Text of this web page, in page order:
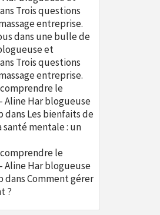
Trois questions
entreprise.
dans une bulle de
et
Trois questions
entreprise.
le
Aline Har blogueuse
dans Les bienfaits de
santé mentale : un
le
Aline Har blogueuse
dansComment gérer
?